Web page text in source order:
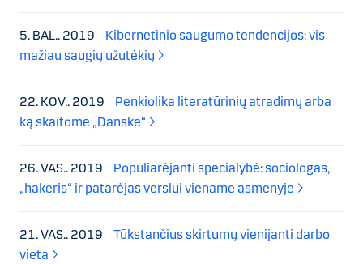
5. BAL.. 2019
Kibernetinio saugumo tendencijos: vis
mažiau saugių užutėkių
22. KOV.. 2019
Penkiolika literatūrinių atradimų arba
ką skaitome „Danske“
26. VAS.. 2019
Populiarėjanti specialybė: sociologas,
„hakeris“ ir patarėjas verslui viename asmenyje
21. VAS.. 2019
Tūkstančius skirtumų vienijanti darbo
vieta